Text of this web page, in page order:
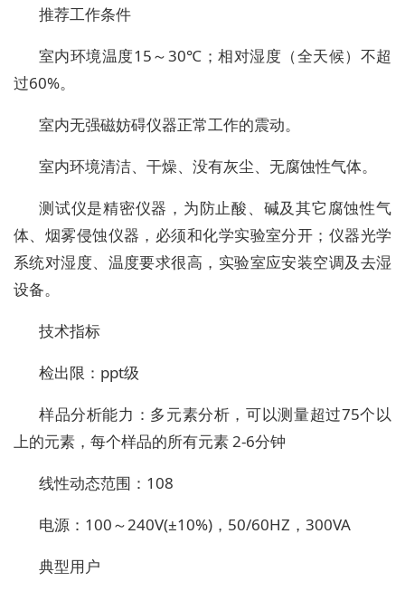
推荐工作条件
室内环境温度15～30℃；相对湿度（全天候）不超
过60%。
室内无强磁妨碍仪器正常工作的震动。
室内环境清洁、干燥、没有灰尘、无腐蚀性气体。
测试仪是精密仪器，为防止酸、碱及其它腐蚀性气
体、烟雾侵蚀仪器，必须和化学实验室分开；仪器光学
系统对湿度、温度要求很高，实验室应安装空调及去湿
设备。
技术指标
检出限：ppt级
样品分析能力：多元素分析，可以测量超过75个以
上的元素，每个样品的所有元素 2-6分钟
线性动态范围：108
电源：100～240V(±10%)，50/60HZ，300VA
典型用户